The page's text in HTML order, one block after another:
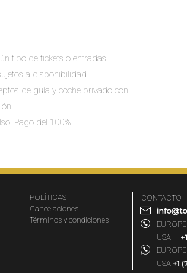
tipo de tickets o entradas.
a disponibilidad.
de guía y coche privado con
Pago del 100%.
POLÍTICAS
Cancelaciones
Términos y condiciones
CONTACTO
EUROPE
USA |
EUROPE
USA